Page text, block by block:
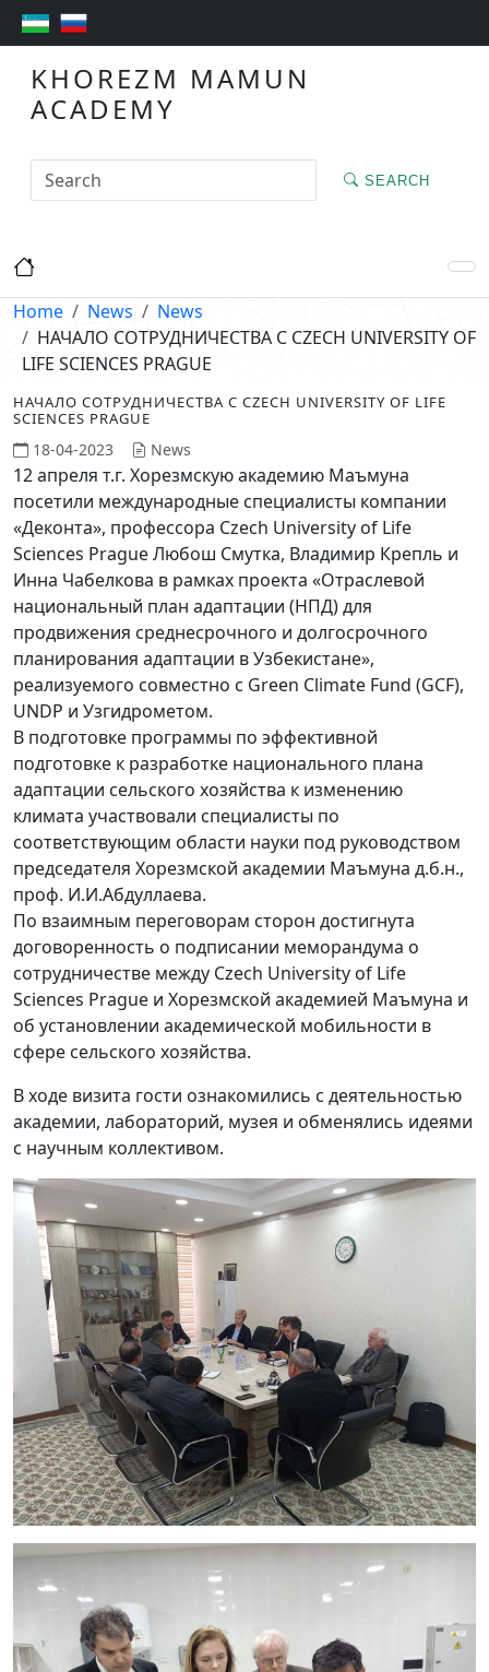
KHOREZM MAMUN
ACADEMY
SEARCH
Home News
News
НАЧАЛО СОТРУДНИЧЕСТВА С CZECH UNIVERSITY OF
LIFE SCIENCES PRAGUE
НАЧАЛО СОТРУДНИЧЕСТВА С CZECH UNIVERSITY OF LIFE
SCIENCES PRAGUE
18-04-2023 News
12 апреля т.г. Хорезмскую академию Маъмуна
посетили международные специалисты компании
«Деконта», профессора Czech University of Life
Sciences Prague Любош Смутка, Владимир Крепль и
Инна Чабелкова в рамках проекта «Отраслевой
национальный план адаптации (НПД) для
продвижения среднесрочного и долгосрочного
планирования адаптации в Узбекистане»,
реализуемого совместно с Green Climate Fund (GCF),
UNDP и Узгидрометом.
В подготовке программы по эффективной
подготовке к разработке национального плана
адаптации сельского хозяйства к изменению
климата участвовали специалисты по
соответствующим области науки под руководством
председателя Хорезмской академии Маъмуна д.б.н.,
проф. И.И.Абдуллаева.
По взаимным переговорам сторон достигнута
договоренность о подписании меморандума о
сотрудничестве между Czech University of Life
Sciences Prague и Хорезмской академией Маъмуна и
об установлении академической мобильности в
сфере сельского хозяйства.
В ходе визита гости ознакомились с деятельностью
академии, лабораторий, музея и обменялись идеями
с научным коллективом.